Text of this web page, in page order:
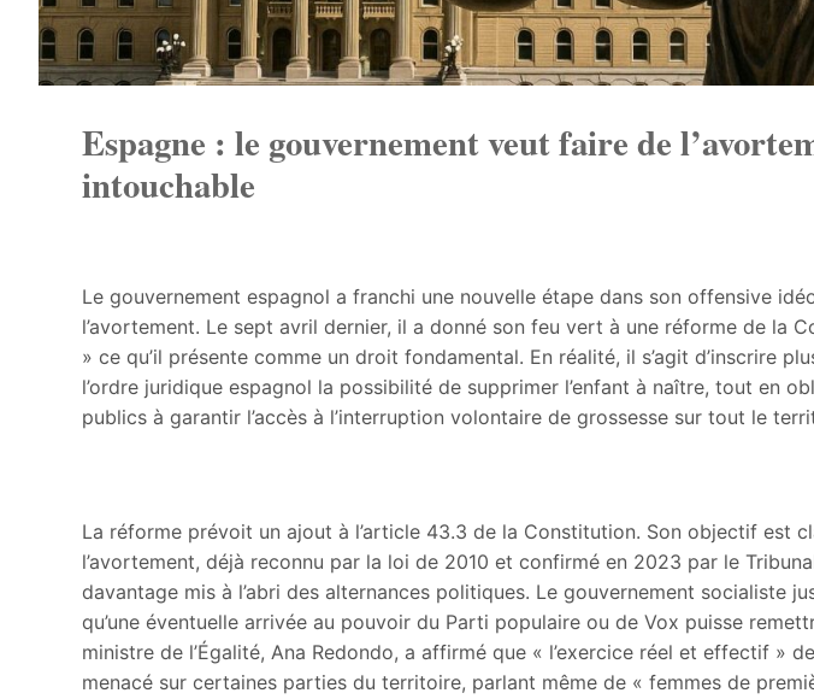
Espagne : le gouvernement veut faire de
intouchable
Le gouvernement espagnol a franchi une nouvelle étape dans son offensive
l’avortement. Le sept avril dernier, il a donné son feu vert à une réforme de la
» ce qu’il présente comme un droit fondamental. En réalité, il s’agit d’inscrire
l’ordre juridique espagnol la possibilité de supprimer l’enfant à naître, tout en
publics à garantir l’accès à l’interruption volontaire de grossesse sur tout le
La réforme prévoit un ajout à l’article 43.3 de la Constitution. Son objectif est
l’avortement, déjà reconnu par la loi de 2010 et confirmé en 2023 par le
davantage mis à l’abri des alternances politiques. Le gouvernement socialiste
qu’une éventuelle arrivée au pouvoir du Parti populaire ou de Vox puisse
ministre de l’Égalité, Ana Redondo, a affirmé que « l’exercice réel et effectif »
menacé sur certaines parties du territoire, parlant même de « femmes de